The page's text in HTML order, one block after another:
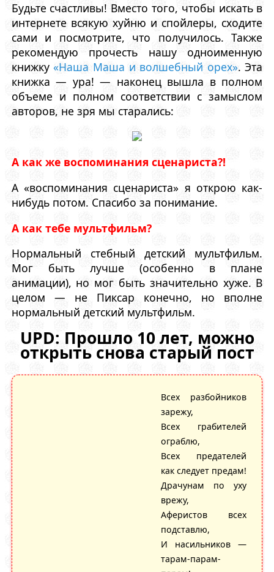
Будьте счастливы! Вместо того, чтобы искать в
интернете всякую хуйню и спойлеры, сходите
сами и посмотрите, что получилось. Также
рекомендую прочесть нашу одноименную
книжку«Наша Маша и волшебный орех». Эта
книжка — ура! — наконец вышла в полном
объеме и полном соответствии с замыслом
авторов, не зря мы старались:
А как же воспоминания сценариста?!
А «воспоминания сценариста» я открою как-
нибудь потом. Спасибо за понимание.
А как тебе мультфильм?
Нормальный стебный детский мультфильм.
Мог быть лучше (особенно в плане
анимации), но мог быть значительно хуже. В
целом — не Пиксар конечно, но вполне
нормальный детский мультфильм.
UPD: Прошло 10 лет, можно
открыть снова старый пост
Всех разбойников
зарежу,
Всех грабителей
ограблю,
Всех предателей
как следует предам!
Драчунам по уху
врежу,
Аферистов всех
подставлю,
И насильников —
тарам-парам-